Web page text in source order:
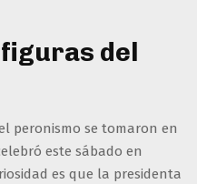
del
peronismo se tomaron en
este sábado en
es que la presidenta